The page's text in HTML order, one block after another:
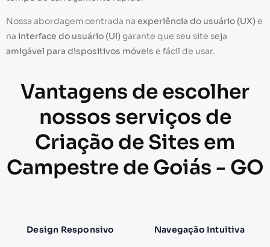
Nossa abordagem centrada na experiência do usuário (UX)e
na interface do usuário (UI)garante que seu site seja
amigável para dispositivos móveis e fácil de usar.
Vantagens de escolher
nossos serviços de
Criação de Sites em
Campestre de Goiás - GO
Design Responsivo Navegação Intuitiva